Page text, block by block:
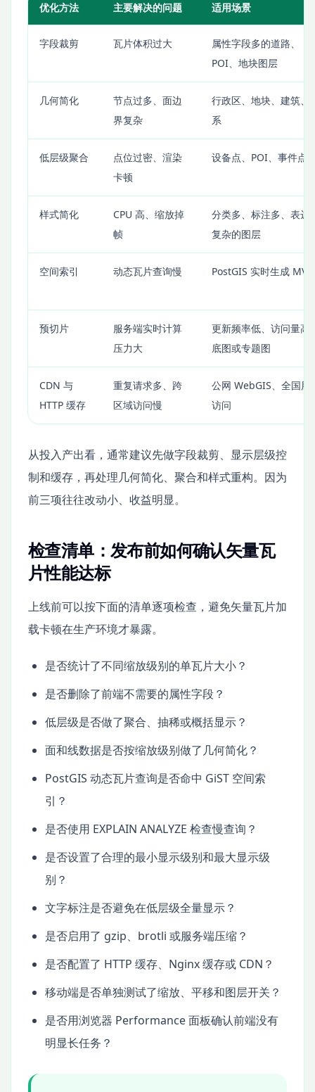
优化方法 主要解决的问题 适用场景
字段裁剪 瓦片体积过大
属性字段多的道路、
POI、地块图层
几何简化
节点过多、面边
界复杂
行政区、地块、建筑、
系
低层级聚合
点位过密、渲染
卡顿
设备点、POI、事件点
样式简化
CPU 高、缩放掉
帧
分类多、标注多、表达
复杂的图层
空间索引 动态瓦片查询慢 PostGIS 实时生成 MVT
预切片
服务端实时计算
压力大
更新频率低、访问量高
底图或专题图
CDN 与
HTTP 缓存
重复请求多、跨
区域访问慢
公网 WebGIS、全国用
访问
从投入产出看，通常建议先做字段裁剪、显示层级控
制和缓存，再处理几何简化、聚合和样式重构。因为
前三项往往改动小、收益明显。
检查清单：发布前如何确认矢量瓦
片性能达标
上线前可以按下面的清单逐项检查，避免矢量瓦片加
载卡顿在生产环境才暴露。
是否统计了不同缩放级别的单瓦片大小？
是否删除了前端不需要的属性字段？
低层级是否做了聚合、抽稀或概括显示？
面和线数据是否按缩放级别做了几何简化？
PostGIS 动态瓦片查询是否命中 GiST 空间索
引？
是否使用 EXPLAIN ANALYZE 检查慢查询？
是否设置了合理的最小显示级别和最大显示级
别？
文字标注是否避免在低层级全量显示？
是否启用了 gzip、brotli 或服务端压缩？
是否配置了 HTTP 缓存、Nginx 缓存或 CDN？
移动端是否单独测试了缩放、平移和图层开关？
是否用浏览器 Performance 面板确认前端没有
明显长任务？